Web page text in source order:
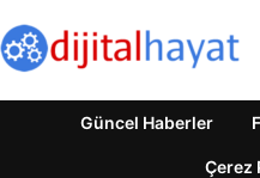
Güncel Haberler
Çerez